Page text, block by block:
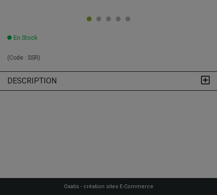
En Stock
(Code : SSR)
DESCRIPTION
Oxatis - création sites E-Commerce